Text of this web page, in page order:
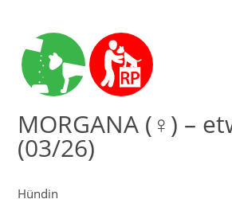
MORGANA (♀) –
(03/26)
Hündin